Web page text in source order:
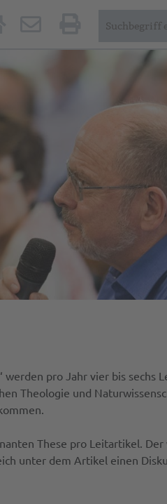
pro Jahr vier bis sechs
Theologie und
These pro Leitartikel.
unter dem Artikel einen